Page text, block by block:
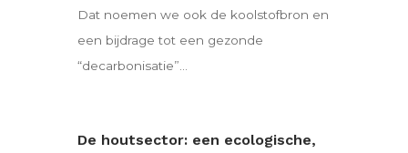
Dat noemen we ook de koolstofbron en
een bijdrage tot een gezonde
“decarbonisatie”…
De houtsector: een ecologische,